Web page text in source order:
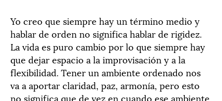
Yo creo que siempre hay un término medio y
hablar de orden no significa hablar de rigidez.
La vida es puro cambio por lo que siempre hay
que dejar espacio a la improvisación y a la
flexibilidad. Tener un ambiente ordenado nos
va a aportar claridad, paz, armonía, pero esto
no significa que de vez en cuando ese ambiente